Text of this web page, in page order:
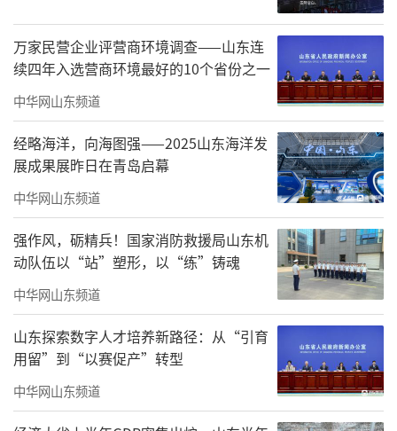
名单。该公司现存2条被执行人信息，被执行总
金额16.58亿元。该公司及其法定代表人吴迪2
次被法院限制高消费，涉案总金额4.15亿元。
该公司还存在1条终本案件信息，执行标的总金
额4.15亿元，未履行总金额4.15亿元，未履行比
例高达100%。
图片来源：国家企业信用信息公示系统
此前，今年4月份，上海国正投资管理有限
公司（以下简称“上海国正”）持有的恒丰银
万家民营企业评营商环境调查——山东连
续四年入选营商环境最好的10个省份之一
中华网山东频道
经略海洋，向海图强——2025山东海洋发
展成果展昨日在青岛启幕
中华网山东频道
强作风，砺精兵！国家消防救援局山东机
动队伍以“站”塑形，以“练”铸魂
中华网山东频道
山东探索数字人才培养新路径：从“引育
用留”到“以赛促产”转型
中华网山东频道